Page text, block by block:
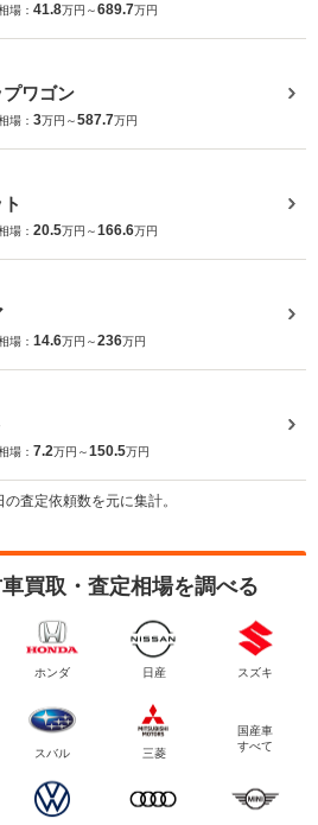
場： 41.8万円～689.7万円
プワゴン
場： 3万円～587.7万円
場： 20.5万円～166.6万円
場： 14.6万円～236万円
場： 7.2万円～150.5万円
査定依頼数を元に集計。
買取・査定相場を調べる
ホンダ 日産 スズキ
スバル 三菱
国産車
すべて